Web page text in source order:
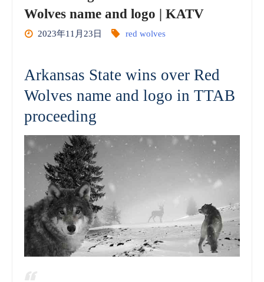
Wolves name and logo | KATV
2023年11月23日 red wolves
Arkansas State wins over Red
Wolves name and logo in TTAB
proceeding